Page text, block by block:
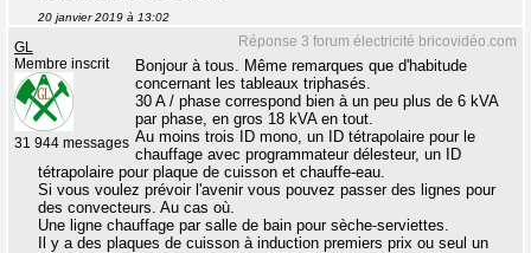
20 janvier 2019 à 13:02
Réponse 3 forum électricité bricovidéo.com
GL
Membre inscrit
31 944 messages
Bonjour à tous. Même remarques que d'habitude
concernant les tableaux triphasés.
30 A / phase correspond bien à un peu plus de 6 kVA
par phase, en gros 18 kVA en tout.
Au moins trois ID mono, un ID tétrapolaire pour le
chauffage avec programmateur délesteur, un ID
tétrapolaire pour plaque de cuisson et chauffe-eau.
Si vous voulez prévoir l'avenir vous pouvez passer des lignes pour
des convecteurs. Au cas où.
Une ligne chauffage par salle de bain pour sèche-serviettes.
Il y a des plaques de cuisson à induction premiers prix ou seul un